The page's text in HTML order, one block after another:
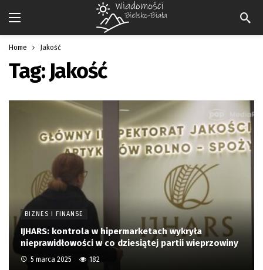
Home Jakość
Tag:Jakość
BIZNES I FINANSE
IJHARS: kontrola w hipermarketach wykryła
nieprawidłowości w co dziesiątej partii wieprzowiny
5 marca 2025 182